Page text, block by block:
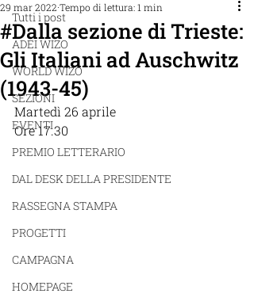
Tutti i post
ADEI WIZO
WORLD WIZO
SEZIONI
EVENTI
PREMIO LETTERARIO
DAL DESK DELLA PRESIDENTE
RASSEGNA STAMPA
PROGETTI
CAMPAGNA
HOMEPAGE
#Dalla sezione di Trieste:
Gli Italiani ad Auschwitz
(1943-45)
29 mar 2022 Tempo di lettura: 1 min
Martedì 26 aprile
Ore 17.30